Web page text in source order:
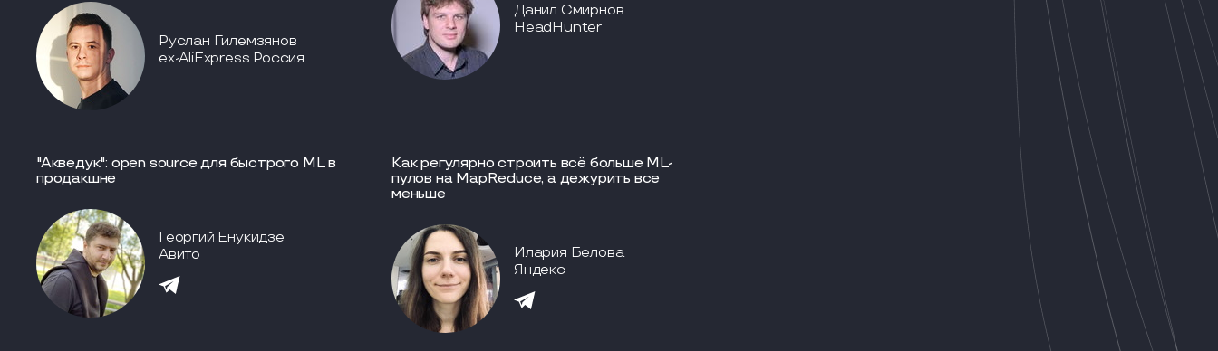
Руслан Гилемзянов
ex-AliExpress Россия
Данил Смирнов
HeadHunter
"Акведук": open source для быстрого ML в
продакшне
Георгий Енукидзе
Авито
Как регулярно строить всё больше ML-
пулов на MapReduce, а дежурить все
меньше
Илария Белова
Яндекс